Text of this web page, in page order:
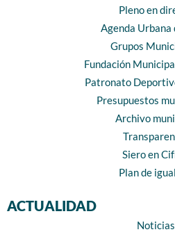
Pleno en
Agenda Urbana
Grupos
Fundación
Patronato
Presupuestos
Archivo
Siero en
Plan de
ACTUALIDAD
Noticias